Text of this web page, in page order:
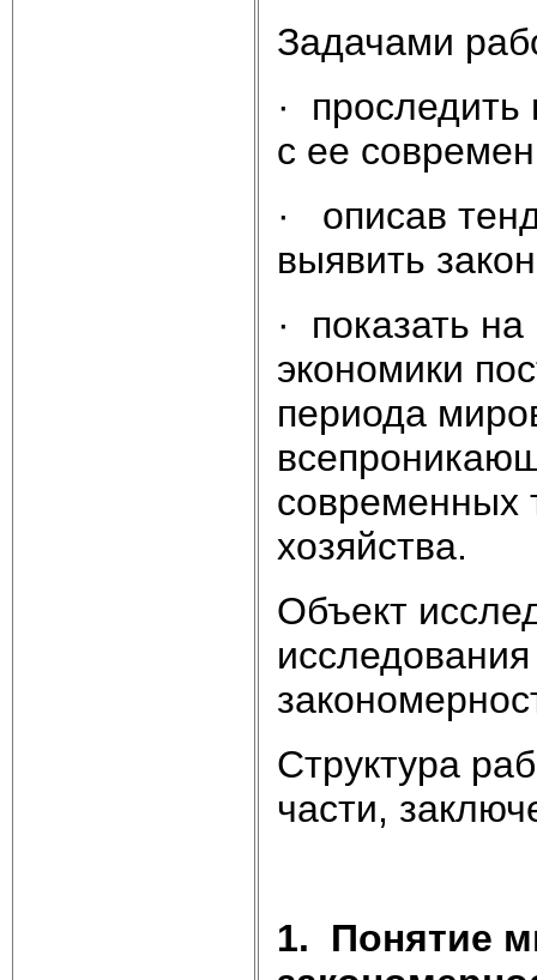
Задачами
· проследить
с ее
· описав
выявить
· показать
экономики
периода
современных
хозяйства.
Объект
Структура
части,
1. Понятие